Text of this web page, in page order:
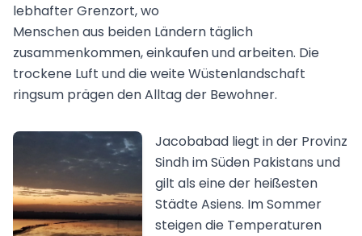
lebhafter Grenzort, wo
Menschen aus beiden Ländern täglich
zusammenkommen, einkaufen und arbeiten. Die
trockene Luft und die weite Wüstenlandschaft
ringsum prägen den Alltag der Bewohner.
Jacobabad liegt in der Provinz
Sindh im Süden Pakistans und
gilt als eine der heißesten
Städte Asiens. Im Sommer
steigen die Temperaturen